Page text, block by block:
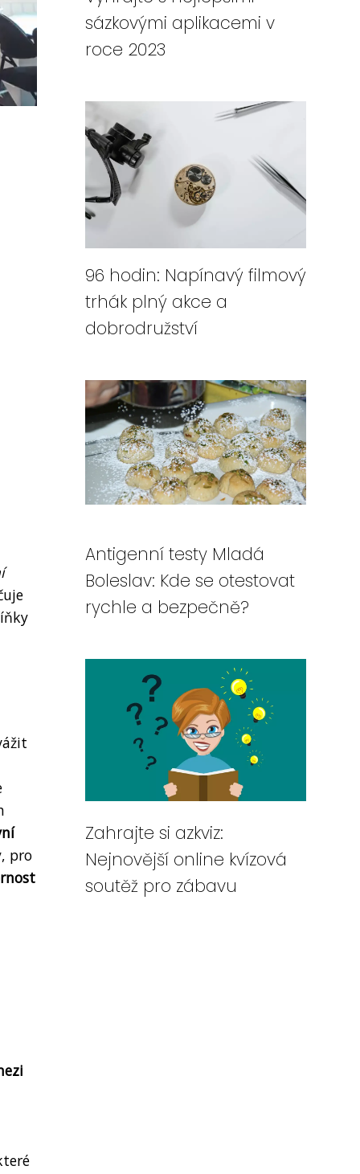
pro
sázkovými aplikacemi v
roce 2023
96 hodin: Napínavý filmový
trhák plný akce a
dobrodružství
Antigenní testy Mladá
Boleslav: Kde se otestovat
rychle a bezpečně?
Zahrajte si azkviz:
Nejnovější online kvízová
soutěž pro zábavu